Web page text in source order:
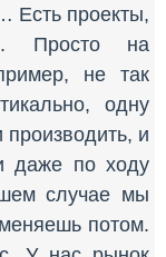
Есть проекты,
Просто на
не так
одну
и
даже по ходу
случае мы
потом.